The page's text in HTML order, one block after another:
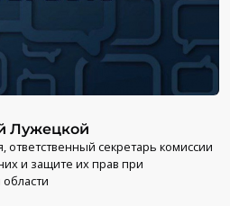
Лужецкой
секретарь комиссии
и защите их прав при